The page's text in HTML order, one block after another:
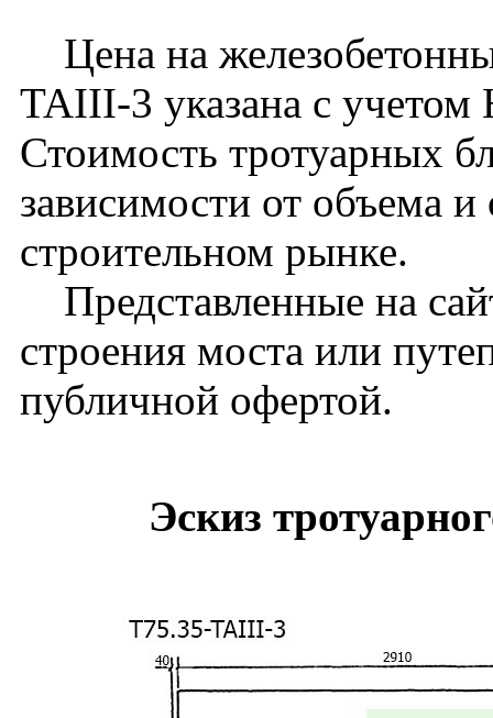
Цена на
TAIII-3 указана с учетом
Стоимость тротуарных
зависимости от объема
строительном рынке.
Представленные на
строения моста или
публичной офертой.
Эскиз